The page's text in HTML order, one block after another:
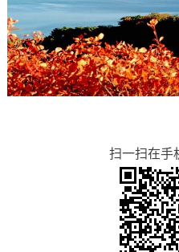
扫一扫在手